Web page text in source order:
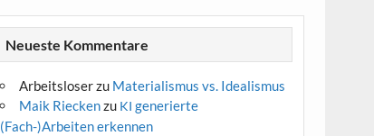
Neueste Kommentare
Arbeitsloserzu Materialismus vs. Idealismus
Maik Rieckenzu KI generierte
(Fach-)Arbeiten erkennen